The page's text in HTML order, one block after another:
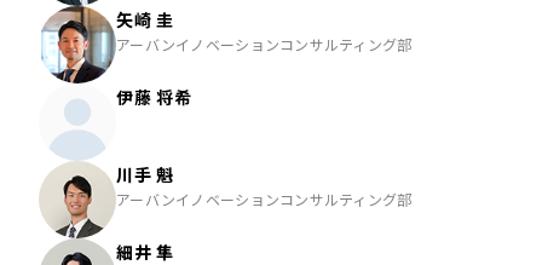
矢崎 圭
アーバンイノベーションコンサルティング部
伊藤 将希
川手 魁
アーバンイノベーションコンサルティング部
細井 隼